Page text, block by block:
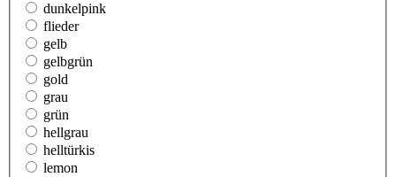
dunkelpink
flieder
gelb
gelbgrün
gold
grau
grün
hellgrau
helltürkis
lemon